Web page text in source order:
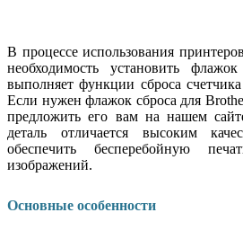
В процессе использования
необходимость установить
выполняет функции сброса
Если нужен флажок сброса для
предложить его вам на нашем
деталь отличается высоким
обеспечить бесперебойную
изображений.
Основные особенности